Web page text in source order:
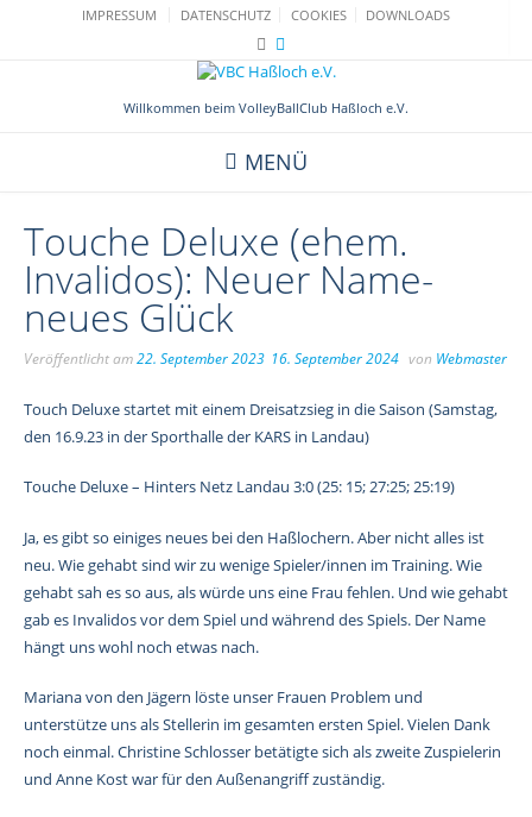
IMPRESSUM DATENSCHUTZ COOKIES DOWNLOADS
Willkommen beim VolleyBallClub Haßloch e.V.
MENÜ
Touche Deluxe (ehem.
Invalidos): Neuer Name-
neues Glück
Veröffentlicht am22. September 2023 16. September 2024 von Webmaster
Touch Deluxe startet mit einem Dreisatzsieg in die Saison (Samstag,
den 16.9.23 in der Sporthalle der KARS in Landau)
Touche Deluxe – Hinters Netz Landau 3:0 (25: 15; 27:25; 25:19)
Ja, es gibt so einiges neues bei den Haßlochern. Aber nicht alles ist
neu. Wie gehabt sind wir zu wenige Spieler/innen im Training. Wie
gehabt sah es so aus, als würde uns eine Frau fehlen. Und wie gehabt
gab es Invalidos vor dem Spiel und während des Spiels. Der Name
hängt uns wohl noch etwas nach.
Mariana von den Jägern löste unser Frauen Problem und
unterstütze uns als Stellerin im gesamten ersten Spiel. Vielen Dank
noch einmal. Christine Schlosser betätigte sich als zweite Zuspielerin
und Anne Kost war für den Außenangriff zuständig.